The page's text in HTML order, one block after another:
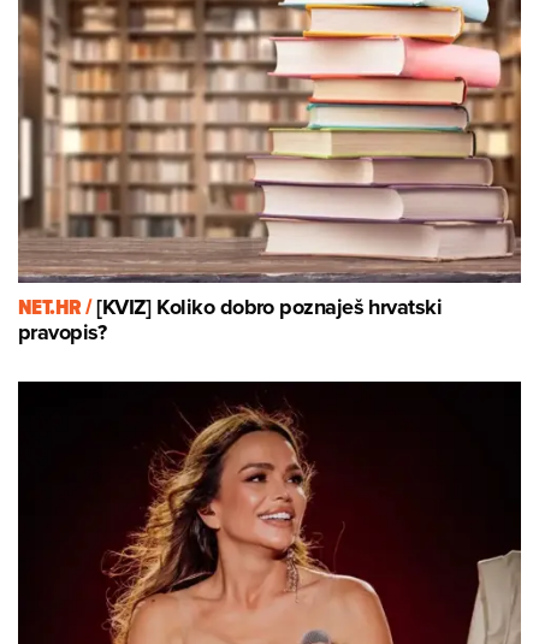
NET.HR /[KVIZ] Koliko dobro poznaješ hrvatski
pravopis?